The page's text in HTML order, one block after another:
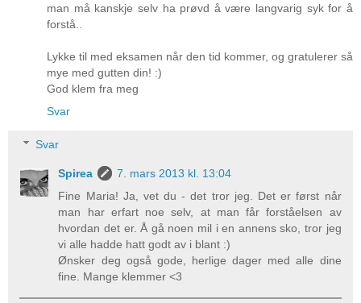
man må kanskje selv ha prøvd å være langvarig syk for å
forstå..
Lykke til med eksamen når den tid kommer, og gratulerer så
mye med gutten din! :)
God klem fra meg
Svar
Svar
Spirea
7. mars 2013 kl. 13:04
Fine Maria! Ja, vet du - det tror jeg. Det er først når
man har erfart noe selv, at man får forståelsen av
hvordan det er. Å gå noen mil i en annens sko, tror jeg
vi alle hadde hatt godt av i blant :)
Ønsker deg også gode, herlige dager med alle dine
fine. Mange klemmer <3